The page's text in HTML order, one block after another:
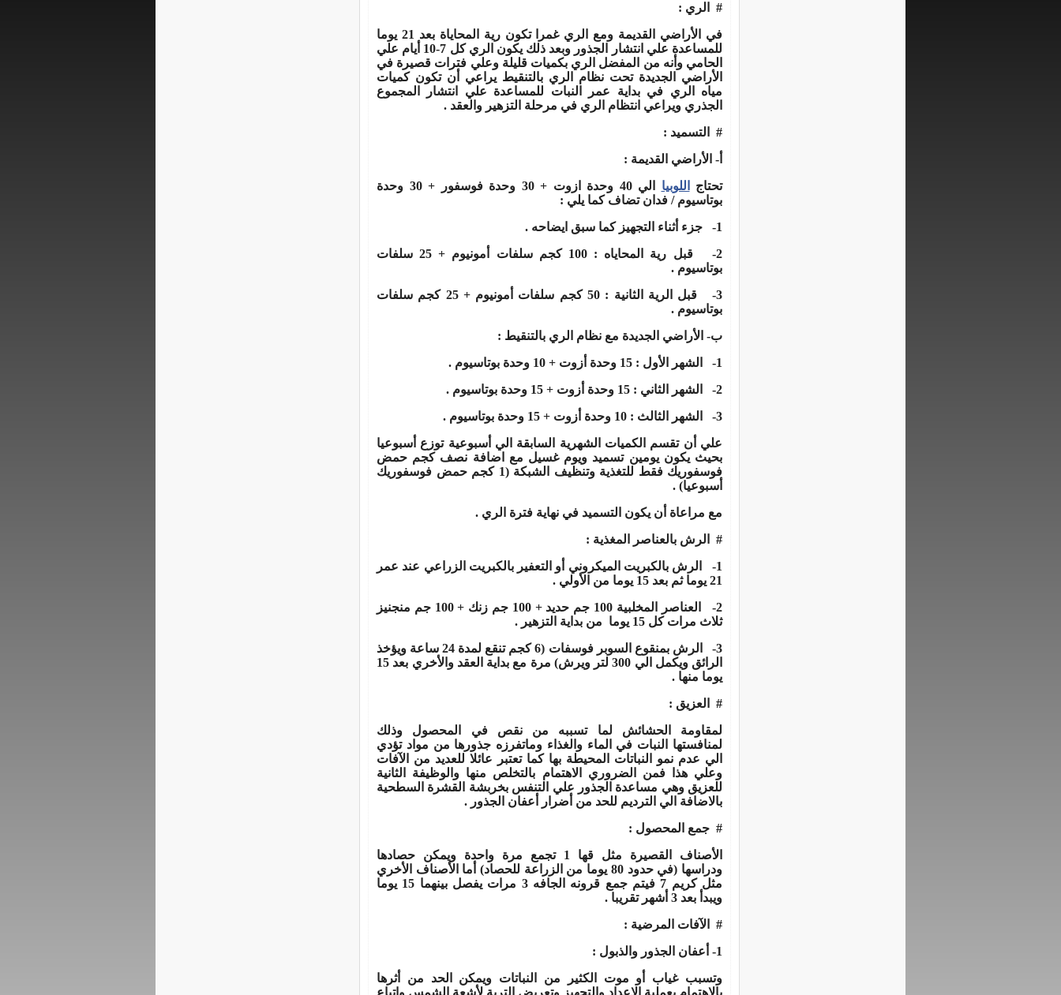
#
الري :
في الأراضي القديمة ومع الري غمرا تكون رية المحاياة بعد 21 يوما
للمساعدة علي انتشار الجذور وبعد ذلك يكون الري كل 7-10 أيام علي
الحامي وأنه من المفضل الري بكميات قليلة وعلي فترات قصيرة في
الأراضي الجديدة تحت نظام الري بالتنقيط يراعي أن تكون كميات
مياه الري في بداية عمر النبات للمساعدة علي انتشار المجموع
الجذري ويراعي انتظام الري في مرحلة التزهير والعقد .
#
التسميد :
أ‌- الأراضي القديمة :
تحتاج
اللوبيا
الي 40 وحدة ازوت + 30 وحدة فوسفور + 30 وحدة
بوتاسيوم / فدان تضاف كما يلي :
1-
جزء أثناء التجهيز كما سبق ايضاحه .
2-
قبل رية المحاياه : 100 كجم سلفات أمونيوم + 25 سلفات
بوتاسيوم .
3-
قبل الرية الثانية : 50 كجم سلفات أمونيوم + 25 كجم سلفات
بوتاسيوم .
ب‌- الأراضي الجديدة مع نظام الري بالتنقيط :
1-
الشهر الأول : 15 وحدة أزوت + 10 وحدة بوتاسيوم
.
2-
الشهر الثاني : 15 وحدة أزوت + 15 وحدة بوتاسيوم
.
3-
الشهر الثالث : 10 وحدة أزوت + 15 وحدة بوتاسيوم
.
علي أن تقسم الكميات الشهرية السابقة الي أسبوعية توزع أسبوعيا
بحيث يكون يومين تسميد ويوم غسيل مع اضافة نصف كجم حمض
فوسفوريك فقط للتغذية وتنظيف الشبكة (1 كجم حمض فوسفوريك
أسبوعيا) .
مع مراعاة أن يكون التسميد في نهاية فترة الري .
#
الرش بالعناصر المغذية :
1-
الرش بالكبريت الميكروني أو التعفير بالكبريت الزراعي عند عمر
21 يوما ثم بعد 15 يوما من الأولي
.
2-
العناصر المخلبية 100 جم حديد + 100 جم زنك + 100 جم منجنيز
ثلاث مرات كل 15 يوما من بداية التزهير
.
3-
الرش بمنقوع السوبر فوسفات (6 كجم تنقع لمدة 24 ساعة ويؤخذ
الرائق ويكمل الي 300 لتر ويرش) مرة مع بداية العقد والأخري بعد 15
يوما منها .
#
العزيق :
لمقاومة الحشائش لما تسببه من نقص في المحصول وذلك
لمنافستها النبات في الماء والغذاء وماتفرزه جذورها من مواد تؤدي
الي عدم نمو النباتات المحيطة بها كما تعتبر عائلا للعديد من الآفات
وعلي هذا فمن الضروري الاهتمام بالتخلص منها والوظيفة الثانية
للعزيق وهي مساعدة الجذور علي التنفس بخربشة القشرة السطحية
بالاضافة الي الترديم للحد من أضرار أعفان الجذور .
# جمع المحصول :
الأصناف القصيرة مثل قها 1 تجمع مرة واحدة ويمكن حصادها
ودراسها (في حدود 80 يوما من الزراعة للحصاد) أما الأصناف الأخري
مثل كريم 7 فيتم جمع قرونه الجافه 3 مرات يفصل بينهما 15 يوما
ويبدأ بعد 3 أشهر تقريبا
.
#
الآفات المرضية :
1-
أعفان الجذور والذبول :
وتسبب غياب أو موت الكثير من النباتات ويمكن الحد من أثرها
بالاهتمام بعملية الاعداد والتجهيز وتعريض التربة لأشعة الشمس واتباع